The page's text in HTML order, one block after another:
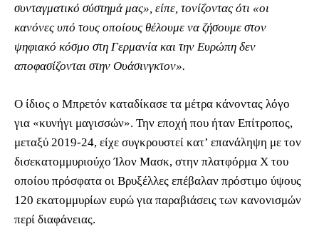
συνταγματικό σύστημά μας», είπε, τονίζοντας ότι «οι
κανόνες υπό τους οποίους θέλουμε να ζήσουμε στον
ψηφιακό κόσμο στη Γερμανία και την Ευρώπη δεν
αποφασίζονται στην Ουάσινγκτον».
Ο ίδιος ο Μπρετόν καταδίκασε τα μέτρα κάνοντας λόγο
για «κυνήγι μαγισσών». Την εποχή που ήταν Επίτροπος,
μεταξύ 2019-24, είχε συγκρουστεί κατ’ επανάληψη με τον
δισεκατομμυριούχο Ίλον Μασκ, στην πλατφόρμα Χ του
οποίου πρόσφατα οι Βρυξέλλες επέβαλαν πρόστιμο ύψους
120 εκατομμυρίων ευρώ για παραβιάσεις των κανονισμών
περί διαφάνειας.